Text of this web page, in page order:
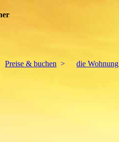
Preise & buchen die Wohnung